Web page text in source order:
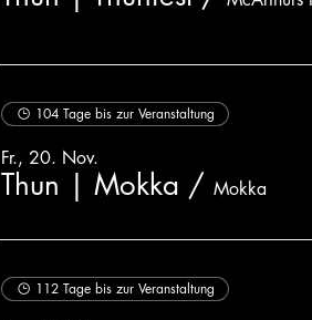
104 Tage bis zur Veranstaltung
Fr., 20. Nov.
Thun | Mokka /Mokka
112 Tage bis zur Veranstaltung